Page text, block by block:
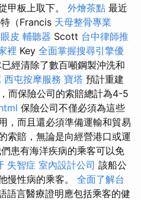
甲板上取下。 外燴茶點 最近
（Francis 天母整骨專業
皮 輔聽器 Scott 台中律師推
裡 Key 全面掌握搜尋引擎優
經清除了數百噸鋼製沖洗和
西屯按摩服務 寶塔 預計重建
而保險公司的索賠總計為4-5
保險公司不僅必須為這些
，而且還必須準備運輸和貿易
索賠，無論是向經營港口或運
患有海洋疾病的乘客可以免
失智症 室內設計公司 該船公
慢性病的乘客。 全面了解台
語言醫療證明應包括乘客的健